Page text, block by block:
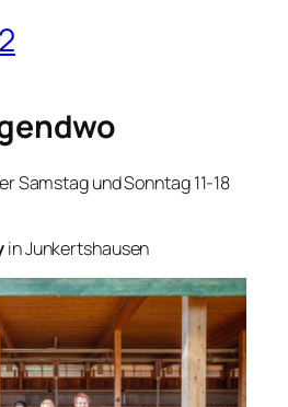
Samstag und Sonntag 11-18
in Junkertshausen